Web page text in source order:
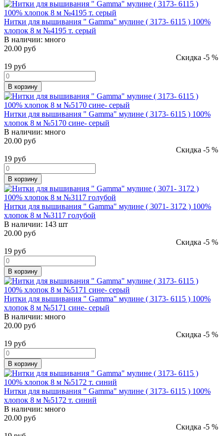
Нитки для вышивания " Gamma" мулине ( 3173- 6115 ) 100%
хлопок 8 м №4195 т. серый
В наличии: много
20.00 руб
Скидка -5 %
19 руб
В корзину
Нитки для вышивания " Gamma" мулине ( 3173- 6115 ) 100%
хлопок 8 м №5170 сине- серый
В наличии: много
20.00 руб
Скидка -5 %
19 руб
В корзину
Нитки для вышивания " Gamma" мулине ( 3071- 3172 ) 100%
хлопок 8 м №3117 голубой
В наличии: 143 шт
20.00 руб
Скидка -5 %
19 руб
В корзину
Нитки для вышивания " Gamma" мулине ( 3173- 6115 ) 100%
хлопок 8 м №5171 сине- серый
В наличии: много
20.00 руб
Скидка -5 %
19 руб
В корзину
Нитки для вышивания " Gamma" мулине ( 3173- 6115 ) 100%
хлопок 8 м №5172 т. синий
В наличии: много
20.00 руб
Скидка -5 %